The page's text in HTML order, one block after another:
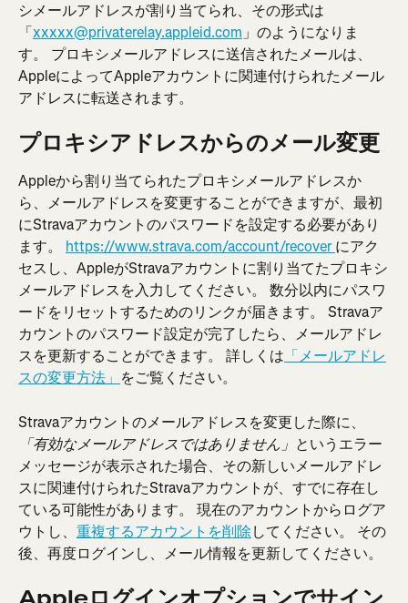
シメールアドレスが割り当てられ、その形式は
「xxxxx@privaterelay.appleid.com 」のようになりま
す。 プロキシメールアドレスに送信されたメールは、
AppleによってAppleアカウントに関連付けられたメール
アドレスに転送されます。
プロキシアドレスからのメール変更
Appleから割り当てられたプロキシメールアドレスか
ら、メールアドレスを変更することができますが、最初
にStravaアカウントのパスワードを設定する必要があり
ます。 https://www.strava.com/account/recover にアク
セスし、AppleがStravaアカウントに割り当てたプロキシ
メールアドレスを入力してください。 数分以内にパスワ
ードをリセットするためのリンクが届きます。 Stravaア
カウントのパスワード設定が完了したら、メールアドレ
スを更新することができます。 詳しくは 「メールアドレ
スの変更方法」 をご覧ください。
Stravaアカウントのメールアドレスを変更した際に、
「有効なメールアドレスではありません」 というエラー
メッセージが表示された場合、その新しいメールアドレ
スに関連付けられたStravaアカウントが、すでに存在し
ている可能性があります。 現在のアカウントからログア
ウトし、 重複するアカウントを削除してください。 その
後、再度ログインし、メール情報を更新してください。